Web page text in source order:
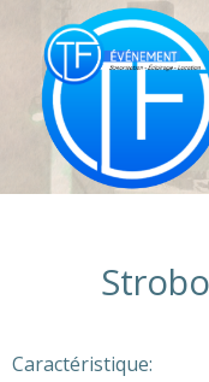
Caractéristique: